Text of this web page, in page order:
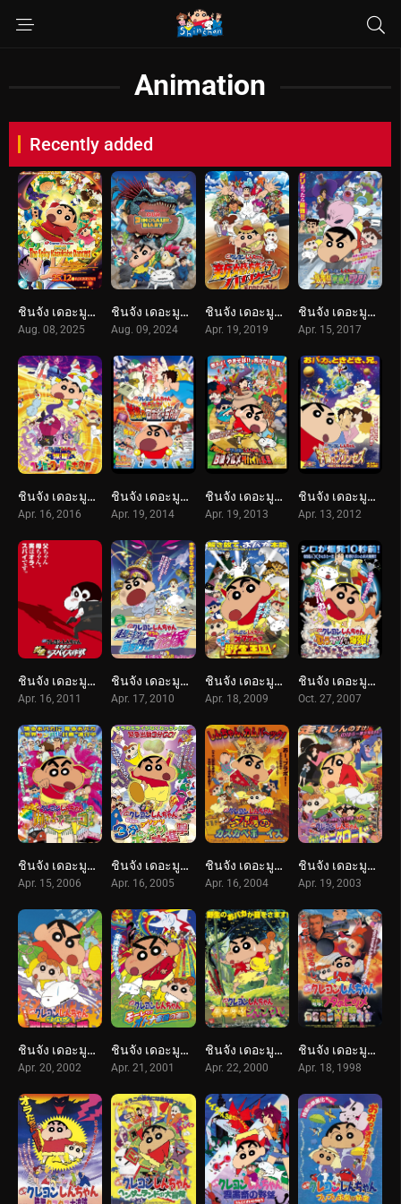
Animation
Recently added
ชินจัง เดอะมูฟวี่ 33 ร้อนแรงแซ่บเวอร์ แดนเซอร์แห่งคาซึคาเบะ (2025) Crayon Shin-chan the Movie: Super Hot! The Spicy Kasukabe Dancers
Aug. 08, 2025
ชินจัง เดอะมูฟวี่ 32 ตอน ไดอารี่เพื่อนรัก ไดโนเสาร์ของพวกเรา (2024) Crayon Shin-chan the Movie: Our Dinosaur Diary
Aug. 09, 2024
ชินจัง เดอะมูฟวี่ 27 ตอน ฮันนีมูนป่วนแดนจิงโจ้ ตามหาคุณพ่อสุดขอบฟ้า (2019) Crayon Shin-chan: Honeymoon Hurricane ~The Lost Hiroshi~
Apr. 19, 2019
ชินจัง เดอะมูฟวี่ 25 ตอน รุกมาเยือน! มนุษย์ต่างดาวชิริริ (2017) Crayon Shin-chan: Invasion!! Alien Shiriri
Apr. 15, 2017
ชินจัง เดอะมูฟวี่ 24 ตอน หลับระเบิด! บุกทะลวงโลกแห่งความฝัน (2016) Crayon Shin-chan: Fast Asleep! Dreaming World Big Assault!
Apr. 16, 2016
ชินจัง เดอะมูฟวี่ 22 ตอน ศึกยอดคุณพ่อโรบอท (2014) Crayon Shin-chan: Intense Battle! Robo Dad Strikes Back
Apr. 19, 2014
ชินจัง เดอะมูฟวี่ 21 ตอน ยอดเชฟกะทะรั่ว (2013) Crayon Shin-chan: Very Tasty! B-class Gourmet Survival!!
Apr. 19, 2013
ชินจัง เดอะมูฟวี่ 20 ตอน สงครามอวกาศ กับเจ้าหญิงฮิมาวาริ (2012) Crayon Shin-chan: Invoke a Storm! Me and the Space Princess
Apr. 13, 2012
ชินจัง เดอะมูฟวี่ 19 ตอน พยัคฆ์ร้ายสายลับ (2011) Crayon Shin-chan: Fierceness That Invites Storm! Operation Golden Spy
Apr. 16, 2011
ชินจัง เดอะมูฟวี่ 18 ตอน ข้ามเวลามาป่วนโลก (2010) Crayon Shin-chan: Super-Dimension! The Storm Called My Bride
Apr. 17, 2010
ชินจัง เดอะมูฟวี่ 17 ตอน ผจญภัยอาณาจักรสัตว์คาซึคาเบะ (2009) Crayon Shin-chan: Roar! Kasukabe Animal Kingdom
Apr. 18, 2009
ชินจัง เดอะมูฟวี่ 15 ตอน สงครามเอเลี่ยนพันธุ์เพี้ยนถล่มโลก (2007) Crayon Shin-chan: Invoke a Storm! The Singing Buttocks Bomb
Oct. 27, 2007
ชินจัง เดอะมูฟวี่ 14 ตอน ตำนานปีศาจนักเต้น (2006) Crayon Shin-chan: The Legend Called: Dance! Amigo!
Apr. 15, 2006
ชินจัง เดอะมูฟวี่ 13 ตอน ท่าไม้ตายส่ายก้น ปะทะ ก็อดซิล่ายักษ์ (2005) Crayon Shin-chan: The Legend Called Buri Buri 3 Minutes Charge
Apr. 16, 2005
ชินจัง เดอะมูฟวี่ 12 ตอน บุกแดนคาวบอย (2004) Crayon Shin-chan: Invoke a Storm! The Kasukabe Boys of the Evening Sun
Apr. 16, 2004
ชินจัง เดอะมูฟวี่ 11 ตอน แด่เนื้อย่าง และความสงบสุขของโลก (2003) Crayon Shin-chan: The Glorious Storm-invoking Yakiniku Road
Apr. 19, 2003
ชินจัง เดอะมูฟวี่ 10 ตอน ต้องไปช่วยเจ้าหญิงซะแล้ว (2002) Crayon Shin-chan: A Storm-invoking Splendor! The Battle of the Warring States
Apr. 20, 2002
ชินจัง เดอะมูฟวี่ 9 ตอน บุกถล่มอาณาจักรพวกผู้ใหญ่ (2001) Crayon Shin-chan: Storm-invoking Passion! The Adult Empire Strikes Back
Apr. 21, 2001
ชินจัง เดอะมูฟวี่ 8 ตอน ดิ้นรนบนเกาะร้าง (2000) Crayon Shin-chan: A Storm-invoking Jungle
Apr. 22, 2000
ชินจัง เดอะมูฟวี่ 6 ตอน ภารกิจลับสายฟ้าแล่บ! (1998) Crayon Shin-chan: Dengeki! Buta no Hizume Daisakusen
Apr. 18, 1998